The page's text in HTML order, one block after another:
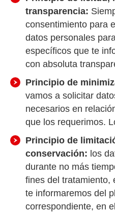
transparencia:
consentimiento para
datos personales
específicos que te
con absoluta
Principio de
vamos a solicitar
necesarios en
que los requerimos.
Principio de
conservación: los
durante no más
fines del tratamiento,
te informaremos del
correspondiente, en